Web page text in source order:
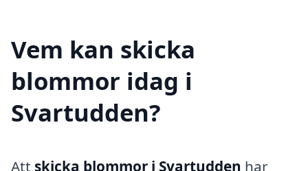
Vem kan skicka
blommor idag i
Svartudden?
Att skicka blommor i Svartudden har